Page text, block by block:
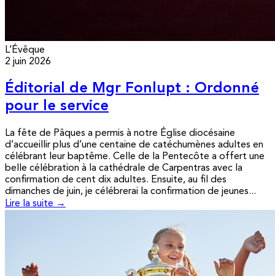
L’Évêque
2 juin 2026
Éditorial de Mgr Fonlupt : Ordonné
pour le service
La fête de Pâques a permis à notre Église diocésaine
d’accueillir plus d’une centaine de catéchumènes adultes en
célébrant leur baptême. Celle de la Pentecôte a offert une
belle célébration à la cathédrale de Carpentras avec la
confirmation de cent dix adultes. Ensuite, au fil des
dimanches de juin, je célébrerai la confirmation de jeunes...
Lire la suite →